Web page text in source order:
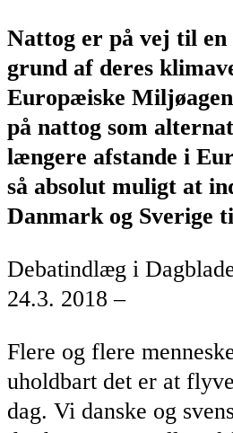
Nattog er på vej til en
grund af deres
Europæiske
på nattog som
længere afstande i
så absolut muligt at
Danmark og Sverige
Debatindlæg i
24.3. 2018 –
Flere og flere
uholdbart det er at
dag. Vi danske og